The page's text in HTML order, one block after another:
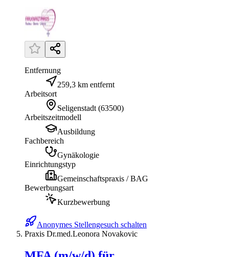
Entfernung
259,3 km entfernt
Arbeitsort
Seligenstadt (63500)
Arbeitszeitmodell
Ausbildung
Fachbereich
Gynäkologie
Einrichtungstyp
Gemeinschaftspraxis / BAG
Bewerbungsart
Kurzbewerbung
Anonymes Stellengesuch schalten
Praxis Dr.med.Leonora Novakovic